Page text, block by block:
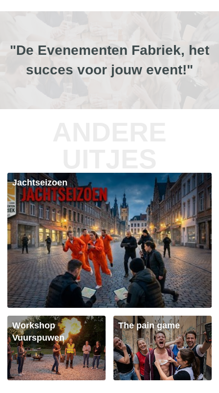
"De Evenementen Fabriek, het
succes voor jouw event!"
Jachtseizoen
Workshop
Vuurspuwen
The pain game